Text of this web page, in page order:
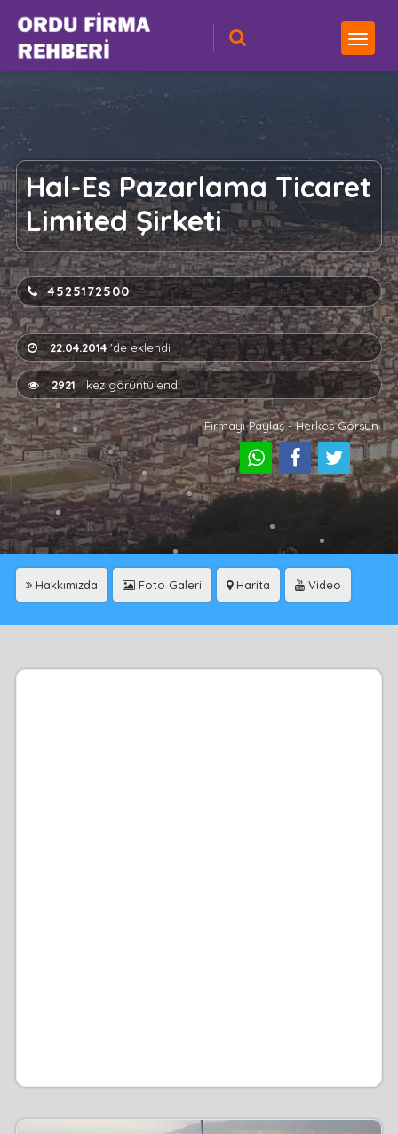
Hal-Es Pazarlama Ticaret
Limited Şirketi
4525172500
22.04.2014'de eklendi
2921kez görüntülendi
Firmayı Paylaş - Herkes Görsün
Hakkımızda Foto Galeri Harita Video